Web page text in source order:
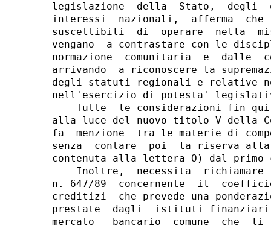
legislazione  della  Stato,  degli
interessi  nazionali,  afferma  che
suscettibili  di  operare  nella
vengano  a contrastare con le
normazione  comunitaria  e  dalle
arrivando  a riconoscere la
degli statuti regionali e relative
nell'esercizio di potesta'
Tutte  le considerazioni fin
alla luce del nuovo titolo V della
fa  menzione  tra le materie di
senza  contare  poi  la riserva alla
contenuta alla lettera O) dal primo
Inoltre,  necessita  richiamare
n. 647/89  concernente  il
creditizi  che prevede una
prestate  dagli  istituti finanziari
mercato   bancario  comune  che